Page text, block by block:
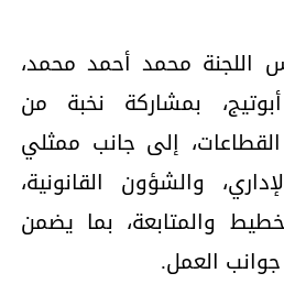
اللجنة محمد أحمد محمد،
بمشاركة نخبة من
إلى جانب ممثلي
والشؤون القانونية،
والمتابعة، بما يضمن
جوانب العمل.